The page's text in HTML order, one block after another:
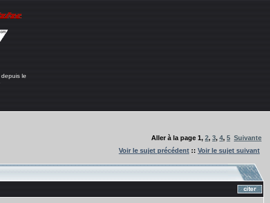
le
Aller à la page 1, 2, 3, 4, 5 Suivante
Voir le sujet précédent :: Voir le sujet suivant